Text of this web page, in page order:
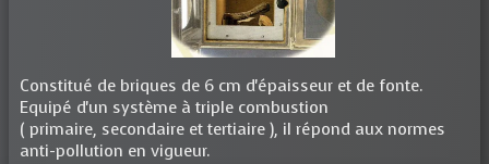
Constitué de briques de 6 cm d'épaisseur et de fonte.
Equipé d'un système à triple combustion
( primaire, secondaire et tertiaire ), il répond aux normes
anti-pollution en vigueur.